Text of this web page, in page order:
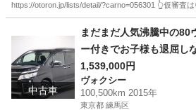
https://otoron.jp/lists/detail/?carno=056301 👆仮審査
CX-5 オトロン
中古車
まだまだ人気沸騰中の80
ー付きでお子様も退屈し
1,539,000円
ヴォクシー
100,500km 2015年
東京都 練馬区